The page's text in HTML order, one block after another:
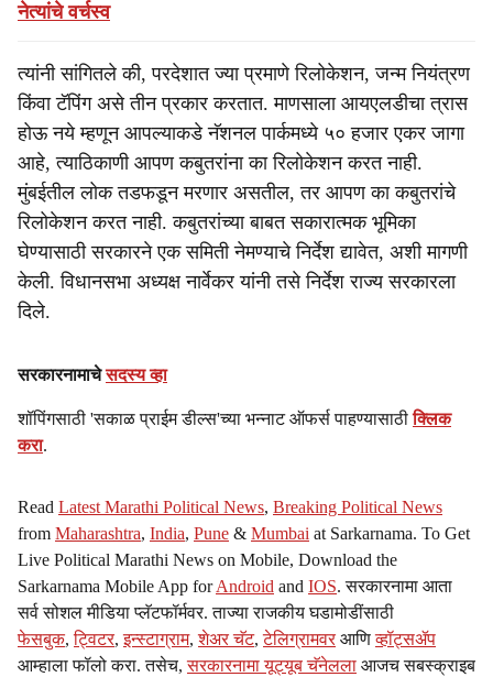
नेत्यांचे वर्चस्व
त्यांनी सांगितले की, परदेशात ज्या प्रमाणे रिलोकेशन, जन्म नियंत्रण
किंवा टॅपिंग असे तीन प्रकार करतात. माणसाला आयएलडीचा त्रास
होऊ नये म्हणून आपल्याकडे नॅशनल पार्कमध्ये ५० हजार एकर जागा
आहे, त्याठिकाणी आपण कबुतरांना का रिलोकेशन करत नाही.
मुंबईतील लोक तडफडून मरणार असतील, तर आपण का कबुतरांचे
रिलोकेशन करत नाही. कबुतरांच्या बाबत सकारात्मक भूमिका
घेण्यासाठी सरकारने एक समिती नेमण्याचे निर्देश द्यावेत, अशी मागणी
केली. विधानसभा अध्यक्ष नार्वेकर यांनी तसे निर्देश राज्य सरकारला
दिले.
सरकारनामाचेसदस्य व्हा
शॉपिंगसाठी 'सकाळ प्राईम डील्स'च्या भन्नाट ऑफर्स पाहण्यासाठीक्लिक
करा.
Read Latest Marathi Political News, Breaking Political News
from Maharashtra, India, Pune & Mumbai at Sarkarnama. To Get
Live Political Marathi News on Mobile, Download the
Sarkarnama Mobile App forAndroid and IOS. सरकारनामा आता
सर्व सोशल मीडिया प्लॅटफॉर्मवर. ताज्या राजकीय घडामोडींसाठी
फेसबुक,ट्विटर,इन्स्टाग्राम,शेअर चॅट,टेलिग्रामवर आणिव्हॉट्सॲप
आम्हाला फॉलो करा. तसेच,सरकारनामा यूट्यूब चॅनेलला आजच सबस्क्राइब